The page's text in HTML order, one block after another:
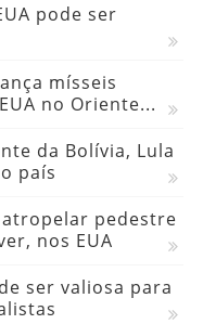
pode ser
mísseis
no Oriente...
da Bolívia, Lula
país
pedestre
nos EUA
ser valiosa para